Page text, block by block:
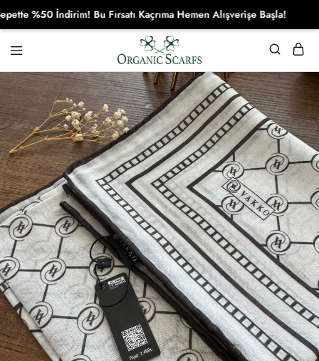
Organikscarf
%50 İndirim! Bu Fırsatı Kaçrıma Hemen Alışverişe Başla!